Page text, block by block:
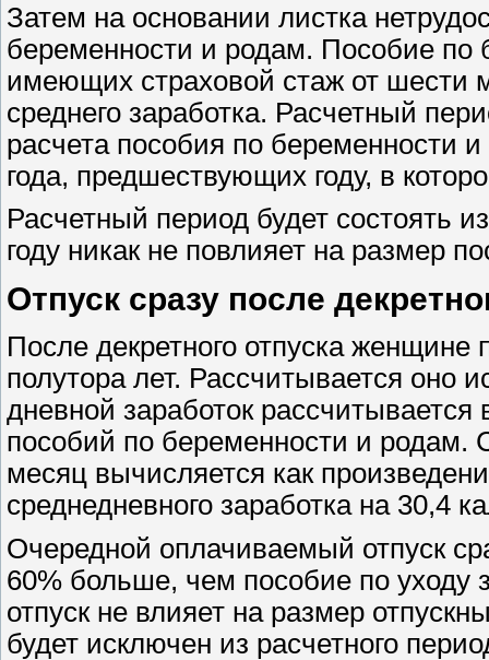
Затем на основании листка
беременности и родам. Пособие
имеющих страховой стаж от шести
среднего заработка. Расчетный
расчета пособия по беременности
года, предшествующих году, в
Расчетный период будет состоять
году никак не повлияет на размер
Отпуск сразу после
После декретного отпуска
полутора лет. Рассчитывается оно
дневной заработок
пособий по беременности и
месяц вычисляется как
среднедневного заработка на 30,4
Очередной оплачиваемый отпуск
60% больше, чем пособие по уходу
отпуск не влияет на размер
будет исключен из расчетного